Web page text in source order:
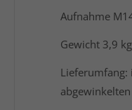
Aufnahme
Gewicht 3,9 kg